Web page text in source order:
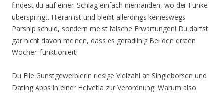
findest du auf einen Schlag einfach niemanden, wo der Funke
uberspringt. Hieran ist und bleibt allerdings keineswegs
Parship schuld, sondern meist falsche Erwartungen! Du darfst
gar nicht davon meinen, dass es geradlinig Bei den ersten
Wochen funktioniert!
Du Eile Gunstgewerblerin riesige Vielzahl an Singleborsen und
Dating Apps in einer Helvetia zur Verordnung. Warum also